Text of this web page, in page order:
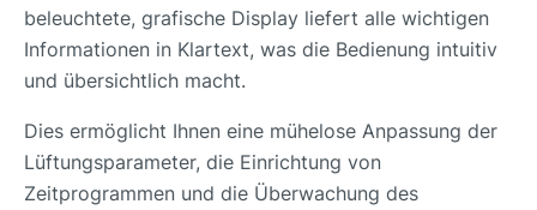
beleuchtete, grafische Display liefert alle wichtigen
Informationen in Klartext, was die Bedienung intuitiv
und übersichtlich macht.
Dies ermöglicht Ihnen eine mühelose Anpassung der
Lüftungsparameter, die Einrichtung von
Zeitprogrammen und die Überwachung des